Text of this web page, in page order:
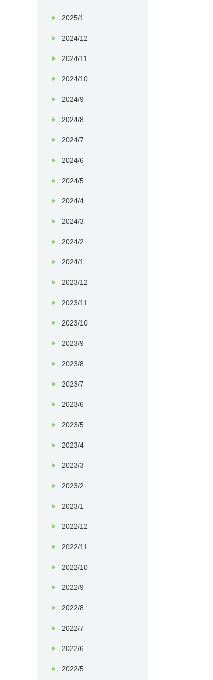
2025/1
2024/12
2024/11
2024/10
2024/9
2024/8
2024/7
2024/6
2024/5
2024/4
2024/3
2024/2
2024/1
2023/12
2023/11
2023/10
2023/9
2023/8
2023/7
2023/6
2023/5
2023/4
2023/3
2023/2
2023/1
2022/12
2022/11
2022/10
2022/9
2022/8
2022/7
2022/6
2022/5